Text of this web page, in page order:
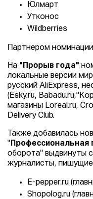
Юлмарт
Утконос
Wildberries
Партнером
На "Прорыв года"
локальные версии
русский AliExpress,
(Esky.ru,
магазины Loreal.ru,
Delivery Club.
Также добавилась
" Профессиональная
оборота" выдвинуты
журналисты, пишущие
E-pepper.ru
Shopolog.ru